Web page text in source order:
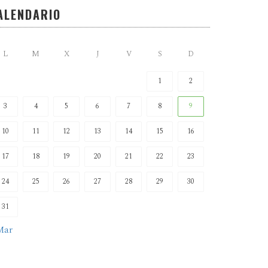
L M X J V S D
1 2
3 4 5 6 7 8 9
10 11 12 13 14 15 16
17 18 19 20 21 22 23
24 25 26 27 28 29 30
31